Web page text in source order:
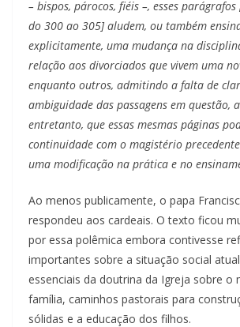
– bispos, párocos, fiéis –, esses
do 300 ao 305] aludem, ou também
explicitamente, uma mudança na
relação aos divorciados que vivem uma
enquanto outros, admitindo a falta de
ambiguidade das passagens em questão,
entretanto, que essas mesmas páginas
continuidade com o magistério
uma modificação na prática e no
Ao menos publicamente, o papa
respondeu aos cardeais. O texto ficou
por essa polêmica embora contivesse
importantes sobre a situação social
essenciais da doutrina da Igreja sobre o
família, caminhos pastorais para
sólidas e a educação dos filhos.